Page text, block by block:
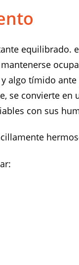
equilibrado.
algo tímido
se convierte en
con sus